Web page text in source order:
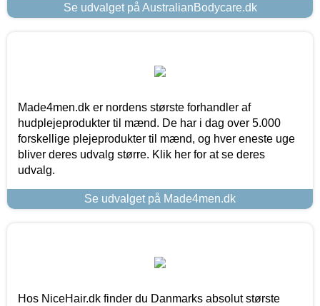
Se udvalget på AustralianBodycare.dk
Made4men.dk er nordens største forhandler af
hudplejeprodukter til mænd. De har i dag over 5.000
forskellige plejeprodukter til mænd, og hver eneste uge
bliver deres udvalg større. Klik her for at se deres
udvalg.
Se udvalget på Made4men.dk
Hos NiceHair.dk finder du Danmarks absolut største